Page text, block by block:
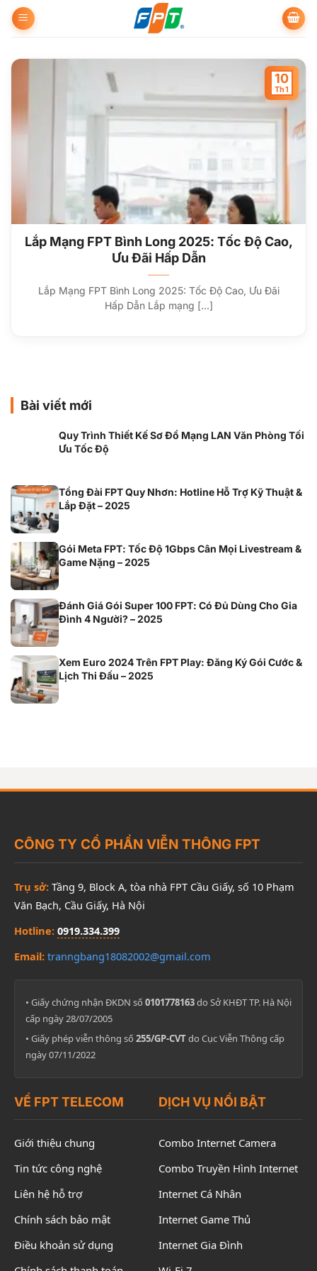
qua
dung
Lắp Mạng FPT Bình Long 2025: Tốc Độ Cao,
Ưu Đãi Hấp Dẫn
Lắp Mạng FPT Bình Long 2025: Tốc Độ Cao, Ưu Đãi
Hấp Dẫn Lắp mạng [...]
10
Th1
Bài viết mới
Quy Trình Thiết Kế Sơ Đồ Mạng LAN Văn Phòng Tối
Ưu Tốc Độ
Tổng Đài FPT Quy Nhơn: Hotline Hỗ Trợ Kỹ Thuật &
Lắp Đặt – 2025
Gói Meta FPT: Tốc Độ 1Gbps Cân Mọi Livestream &
Game Nặng – 2025
Đánh Giá Gói Super 100 FPT: Có Đủ Dùng Cho Gia
Đình 4 Người? – 2025
Xem Euro 2024 Trên FPT Play: Đăng Ký Gói Cước &
Lịch Thi Đấu – 2025
CÔNG TY CỔ PHẦN VIỄN THÔNG FPT
Trụ sở: Tầng 9, Block A, tòa nhà FPT Cầu Giấy, số 10 Phạm
Văn Bạch, Cầu Giấy, Hà Nội
Hotline: 0919.334.399
Email: tranngbang18082002@gmail.com
• Giấy chứng nhận ĐKDN số 0101778163do Sở KHĐT TP. Hà Nội
cấp ngày 28/07/2005
• Giấy phép viễn thông số 255/GP-CVTdo Cục Viễn Thông cấp
ngày 07/11/2022
VỀ FPT TELECOM
Giới thiệu chung
Tin tức công nghệ
Liên hệ hỗ trợ
Chính sách bảo mật
Điều khoản sử dụng
DỊCH VỤ NỔI BẬT
Combo Internet Camera
Combo Truyền Hình Internet
Internet Cá Nhân
Internet Game Thủ
Internet Gia Đình